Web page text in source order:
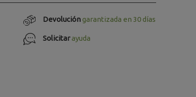
Devolucióngarantizada en 30 días
Solicitarayuda